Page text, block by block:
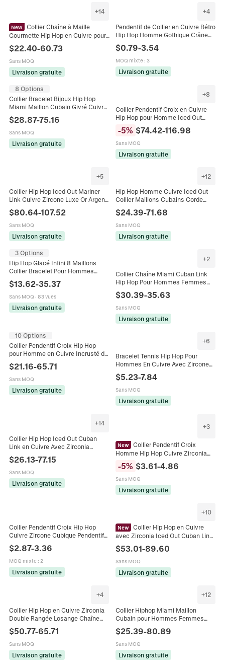
+14
New
Collier Chaîne à Maille
Gourmette Hip Hop en Cuivre pour
Micro Incrusté Bijoux de Mode
$22.40-60.73
Sans MOQ
Livraison gratuite
+4
Pendentif de Collier en Cuivre Rétro
Hip Hop Homme Gothique Crâne
Aigle Zirconia Or Bijoux
$0.79-3.54
MOQ mixte: 3
Livraison gratuite
8 Options
Collier Bracelet Bijoux Hip Hop
Miami Maillon Cubain Givré Cuivre
Mode Homme
$28.87-75.16
Sans MOQ
Livraison gratuite
+8
Collier Pendentif Croix en Cuivre
Hip Hop pour Homme Iced Out
Strass Bling Chaîne à Billes
Couleur Or Argent Bijoux Mode
-5% $74.42-116.98
Sans MOQ
Livraison gratuite
+5
Collier Hip Hop Iced Out Mariner
Link Cuivre Zircone Luxe Or Argent
Chaîne Lourde Collier pour
Hommes Bijoux Streetwear
$80.64-107.52
Sans MOQ
Livraison gratuite
+12
Hip Hop Homme Cuivre Iced Out
Collier Maillons Cubains Corde
Torsadée Chaîne Pavée de Zirconia
Bijoux de Luxe Individualité Pour
Homme Fête
$24.39-71.68
Sans MOQ
Livraison gratuite
3 Options
Hip Hop Glacé Infini 8 Maillons
Collier Bracelet Pour Hommes
Cuivre Zirconia Bling Street Mode
Bijoux Accessoires Cadeau
$13.62-35.37
Sans MOQ · 83 vues
Livraison gratuite
+2
Collier Chaîne Miami Cuban Link
Hip Hop Pour Hommes Femmes
Cuivre Zirconia Iced Out Style Punk
13mm Bijoux Cadeau
$30.39-35.63
Sans MOQ
Livraison gratuite
10 Options
Collier Pendentif Croix Hip Hop
pour Homme en Cuivre Incrusté de
Zirconia Iced Out Chaîne de Croix
Marquise Or Argent Bijoux
$21.16-65.71
Sans MOQ
Livraison gratuite
+6
Bracelet Tennis Hip Hop Pour
Hommes En Cuivre Avec Zircone
Cubique Chaîne Étoile Luxe Bijoux
Accessoires Style Haut De Gamme
$5.23-7.84
Sans MOQ
Livraison gratuite
+14
Collier Hip Hop Iced Out Cuban
Link en Cuivre Avec Zirconia
Pour Hommes Bijoux Plaqués
$26.13-77.15
Sans MOQ
Livraison gratuite
+3
New
Collier Pendentif Croix
Homme Hip Hop Cuivre Zirconia
Incrusté Couleur Or Argent Bijoux
Street Style Pour Unisexe Cadeau
-5% $3.61-4.86
Sans MOQ
Livraison gratuite
Collier Pendentif Croix Hip Hop
Cuivre Zircone Cubique Pendentif
Croix Avec Chaîne Torsadée Pour
Hommes Bijoux de Mode Cadeau
$2.87-3.36
MOQ mixte: 2
Livraison gratuite
+10
New
Collier Hip Hop en Cuivre
avec Zirconia Iced Out Cuban Link
Chain pour Hommes Mode
Luxueux Heavy Bling Bijoux Collier
Cadeau Anniversaire
$53.01-89.60
Sans MOQ
Livraison gratuite
+4
Collier Hip Hop en Cuivre Zirconia
Double Rangée Losange Chaîne
18k Iced Out Collier à Maillons
Lourds Bijoux
$50.77-65.71
Sans MOQ
Livraison gratuite
+12
Collier Hiphop Miami Maillon
Cubain pour Hommes Femmes
Chaîne Iced Out Bijoux Mode
Lourds Cadeau
$25.39-80.89
Sans MOQ
Livraison gratuite